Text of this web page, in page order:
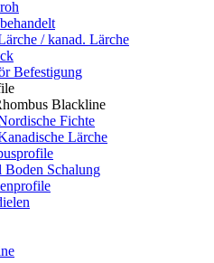
/ kanad. Lärche
Befestigung
Blackline
Fichte
Lärche
Boden Schalung